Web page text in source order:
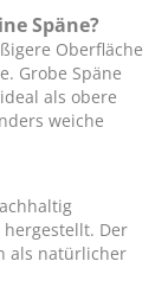
Späne?
Oberfläche
Grobe Späne
als obere
weiche
Der
als natürlicher